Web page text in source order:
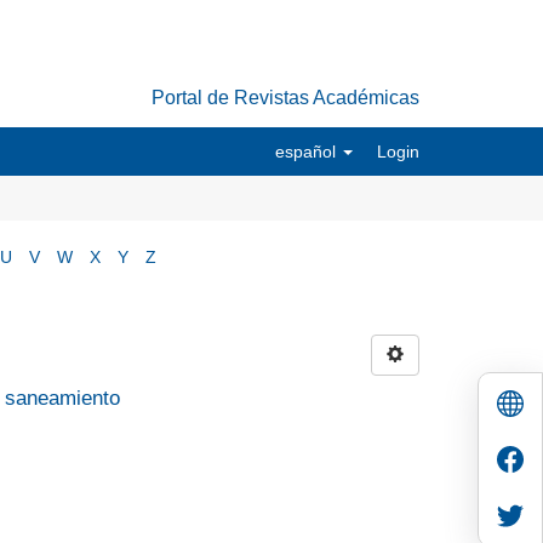
Portal de Revistas Académicas
español Login
U V W X Y Z